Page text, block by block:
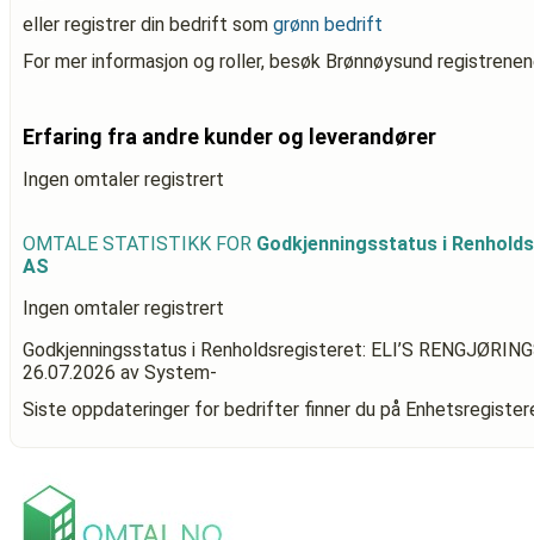
eller registrer din bedrift som grønn bedrift
For mer informasjon og roller, besøk Brønnøysund
Erfaring fra andre kunder og leverandører
Ingen omtaler registrert
OMTALE STATISTIKK FOR Godkjenningsstatus i
AS
Ingen omtaler registrert
Godkjenningsstatus i Renholdsregisteret: ELI’S
26.07.2026 av System-
Siste oppdateringer for bedrifter finner du på